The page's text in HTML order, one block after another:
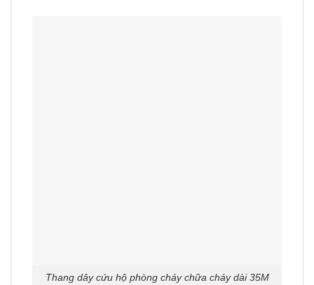
Thang dây cứu hộ phòng cháy chữa cháy dài 35M